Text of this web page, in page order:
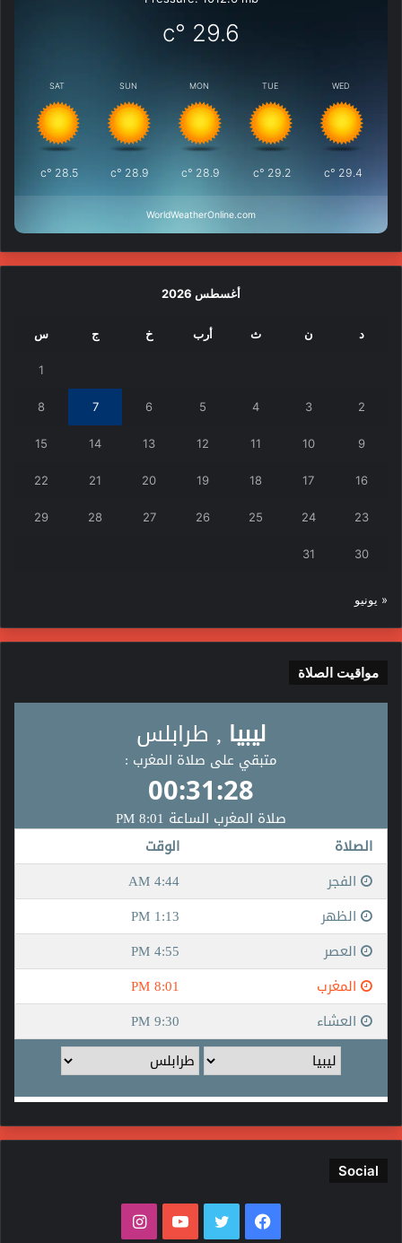
29.6
°c
SAT
28.5
°c
SUN
28.9
°c
MON
28.9
°c
TUE
29.2
°c
WED
29.4
°c
WorldWeatherOnline.com
أغسطس 2026
د ن ث أرب خ ج س
1
2
3
4
5
6
7
8
9
10
11
12
13
14
15
16
17
18
19
20
21
22
23
24
25
26
27
28
29
30
31
« يونيو
مواقيت الصلاة
Social
فيسبوك تويتر يوتيوبانستقرام